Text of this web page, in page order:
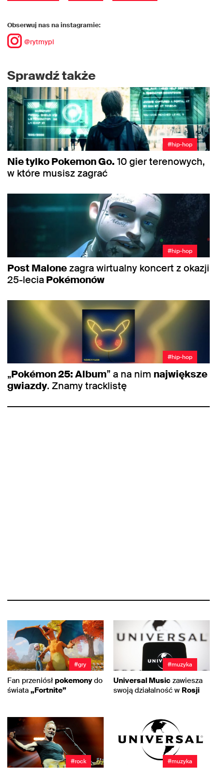
Obserwuj nas na instagramie:
@rytmypl
Sprawdź także
#hip-hop
Nie tylko Pokemon Go. 10 gier terenowych,
w które musisz zagrać
#hip-hop
Post Malonezagra wirtualny koncert z okazji
25-leciaPokémonów
#hip-hop
„Pokémon 25: Album” a na nim największe
gwiazdy. Znamy tracklistę
#gry
Fan przeniósł pokemonydo
świata „Fortnite”
#muzyka
Universal Music zawiesza
swoją działalność w Rosji
#rock #muzyka